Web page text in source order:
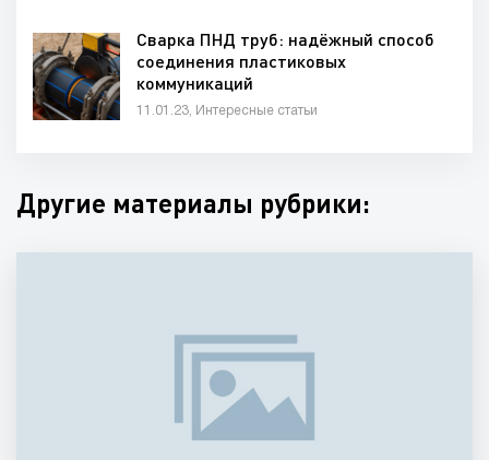
Сварка ПНД труб: надёжный способ
соединения пластиковых
коммуникаций
11.01.23, Интересные статьи
Другие материалы рубрики: